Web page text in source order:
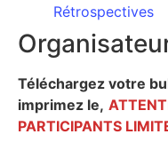
Rétrospectives
Téléchargez votre
imprimez le,
PARTICIPANTS